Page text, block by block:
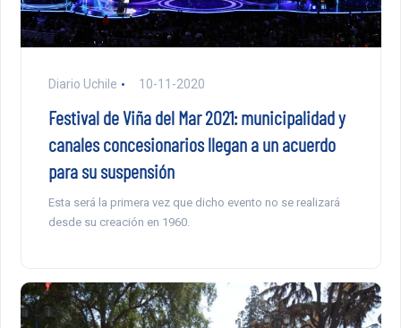
Diario Uchile 10-11-2020
Festival de Viña del Mar 2021: municipalidad y
canales concesionarios llegan a un acuerdo
para su suspensión
Esta será la primera vez que dicho evento no se realizará
desde su creación en 1960.